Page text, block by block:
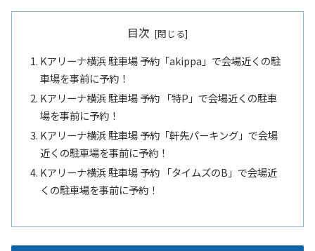
目次
Kアリーナ横浜 駐車場 予約「akippa」で会場近くの駐
車場を事前に予約！
Kアリーナ横浜 駐車場 予約 「特P」で会場近くの駐車
場を事前に予約！
Kアリーナ横浜 駐車場 予約「軒先パーキング」で会場
近くの駐車場を事前に予約！
Kアリーナ横浜 駐車場 予約 「タイムズのB」で会場近
くの駐車場を事前に予約！